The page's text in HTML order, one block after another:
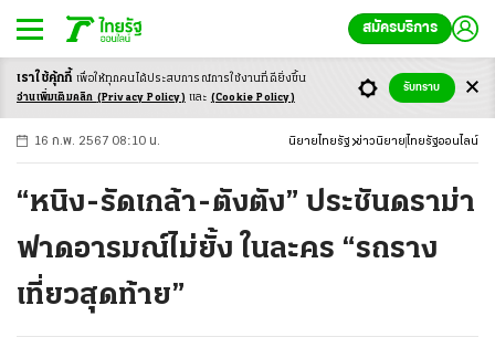
สมัครบริการ
-ก ก ก+
16 ก.พ. 2567 08:10 น. นิยายไทยรัฐ ข่าวนิยาย ไทยรัฐออนไลน์
“หนิง-รัดเกล้า-ตังตัง” ประชันดราม่า
ฟาดอารมณ์ไม่ยั้ง ในละคร “รถราง
เที่ยวสุดท้าย”
เราใช้คุ้กกี้ เพื่อให้ทุกคนได้ประสบการณ์การใช้งานที่ดียิ่งขึ้น
อ่านเพิ่มเติมคลิก (Privacy Policy) และ (Cookie Policy)
รับทราบ